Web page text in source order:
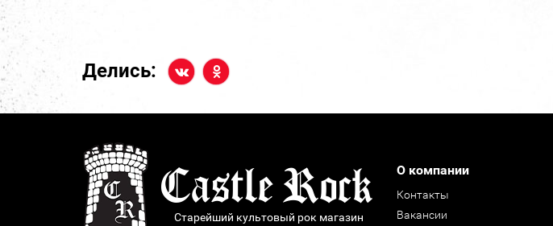
Делись:
Старейший культовый рок магазин
О компании
Контакты
Вакансии